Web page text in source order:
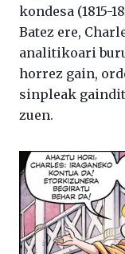
kondesa (1815-
Batez ere,
analitikoari
horrez gain,
sinpleak
zuen.